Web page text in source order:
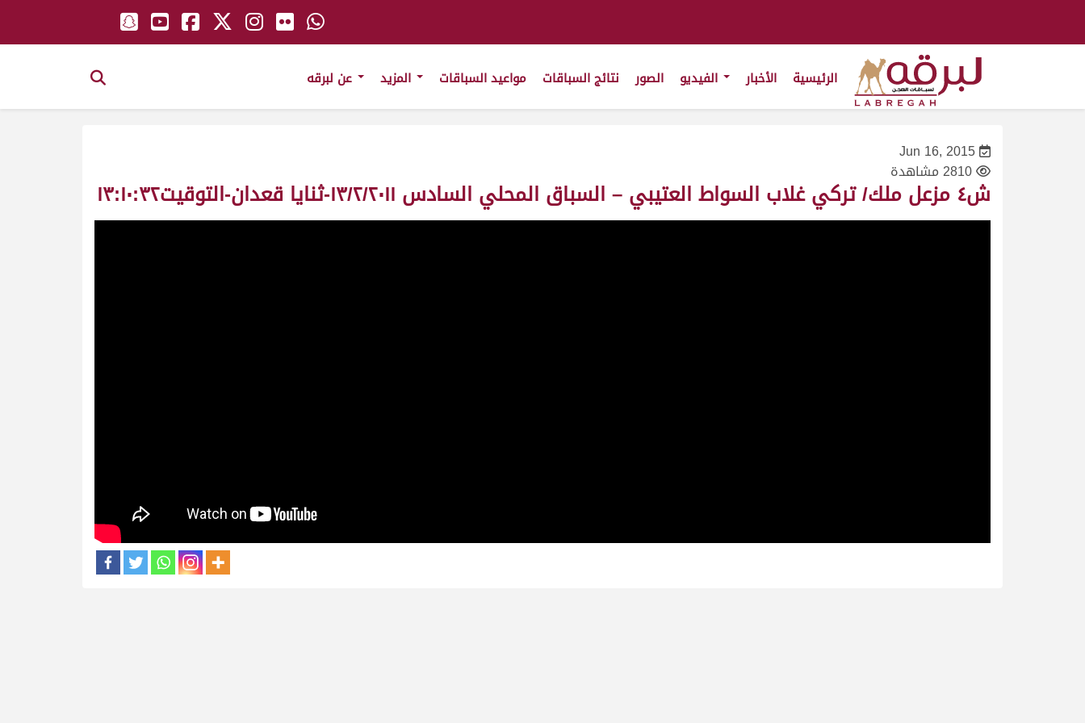
الرئيسية الأخبار الصور نتائج السباقات مواعيد السباقات
Jun 16, 2015
2810 مشاهدة
ش٤ مزعل ملك/ تركي غلاب السواط العتيبي – السباق المحلي السادس ١٣/٢/٢٠١١-ثنايا قعدان-التوقيت١٣:١٠:٣٢